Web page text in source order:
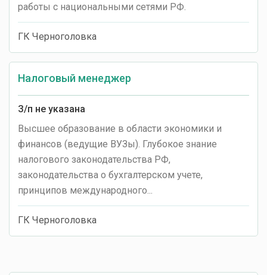
работы с национальными сетями РФ.
ГК Черноголовка
Налоговый менеджер
З/п не указана
Высшее образование в области экономики и
финансов (ведущие ВУЗы). Глубокое знание
налогового законодательства РФ,
законодательства о бухгалтерском учете,
принципов международного...
ГК Черноголовка